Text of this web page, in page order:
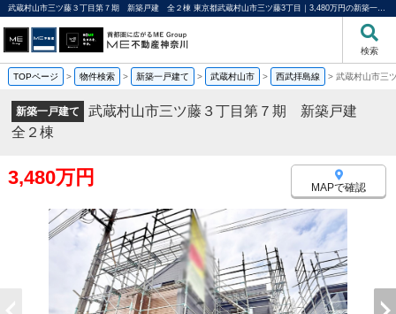
武蔵村山市三ツ藤３丁目第７期 新築戸建 全２棟 東京都武蔵村山市三ツ藤3丁目｜3,480万円の新築一戸建て｜分譲住宅や新築物件｜ME不動産神奈川
検索
TOPページ > 物件検索 > 新築一戸建て > 武蔵村山市 > 西武拝島線 > 武蔵村山市三
新築一戸建て
武蔵村山市三ツ藤３丁目第７期 新築戸建
全２棟
3,480万円 MAPで確認